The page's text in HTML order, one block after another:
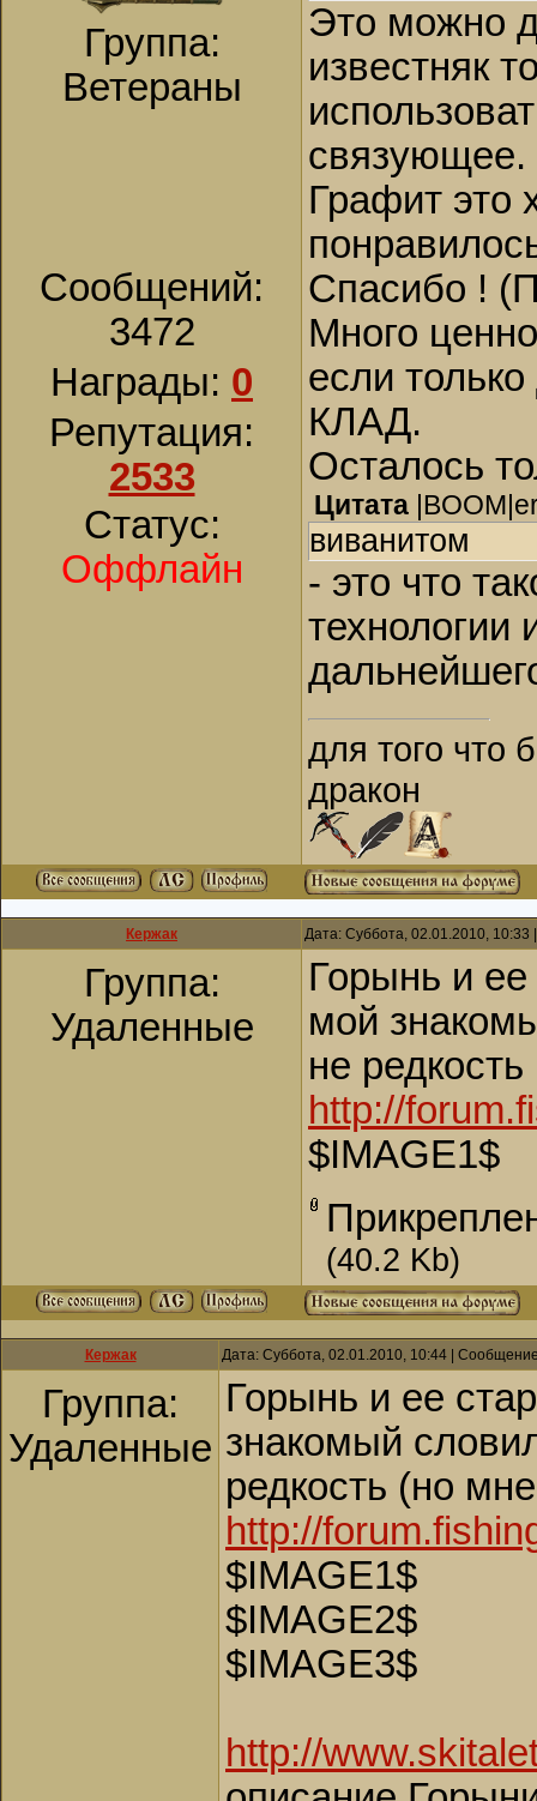
Группа:
Ветераны
Сообщений:
3472
Награды: 0
Репутация:
2533
Статус:
Оффлайн
Это можно
известняк
связующее.
Графит это
Спасибо !
Много
если
КЛАД.
Осталось
Цитата
виванитом
- это что
технологии
для того что
дракон
Кержак Дата: Суббота, 02.01.2010,
Группа:
Удаленные
Горынь и ее
мой
не
http://
$IMAGE1$
(40.2 Kb)
Кержак Дата: Суббота, 02.01.2010, 10:44 |
Группа:
Удаленные
Горынь и ее
знакомый
редкость (но
http://
$IMAGE1$
$IMAGE2$
$IMAGE3$
http://